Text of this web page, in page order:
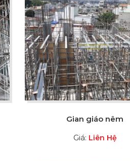
Gian giáo nêm
Giá: Liên Hệ